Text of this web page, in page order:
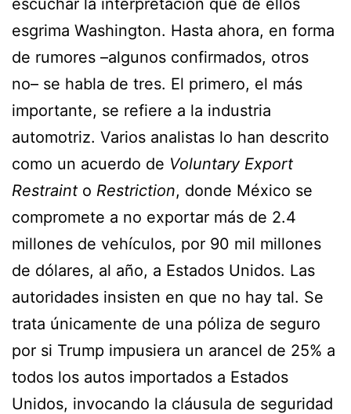
esgrima Washington. Hasta ahora, en forma
de rumores –algunos confirmados, otros
no– se habla de tres. El primero, el más
importante, se refiere a la industria
automotriz. Varios analistas lo han descrito
como un acuerdo de Voluntary Export
Restraint o Restriction, donde México se
compromete a no exportar más de 2.4
millones de vehículos, por 90 mil millones
de dólares, al año, a Estados Unidos. Las
autoridades insisten en que no hay tal. Se
trata únicamente de una póliza de seguro
por si Trump impusiera un arancel de 25% a
todos los autos importados a Estados
Unidos, invocando la cláusula de seguridad